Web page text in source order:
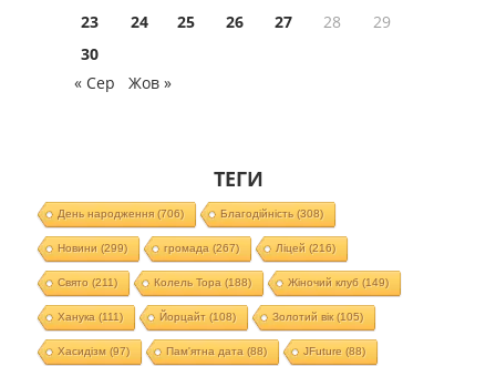
23
24 25 26 27 28
29
30
« Сер
Жов »
ТЕГИ
День народження(706) Благодійність (308)
Новини (299) громада (267) Ліцей (216)
Свято (211) Колель Тора (188) Жіночий клуб (149)
Ханука (111) Йорцайт (108) Золотий вік(105)
Хасидізм (97) Пам'ятна дата (88) JFuture (88)